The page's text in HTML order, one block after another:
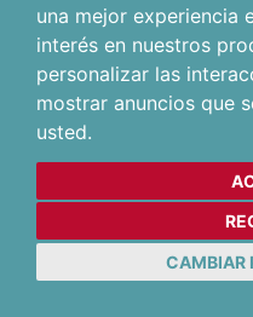
una mejor experiencia
interés en nuestros
personalizar las
mostrar anuncios que
usted.
CAMBIAR